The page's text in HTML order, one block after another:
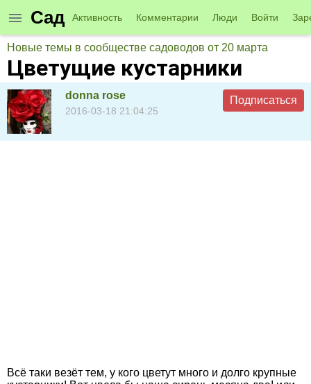
Сад Активность Комментарии Люди Войти
Новые темы в сообществе садоводов от 20 марта
Цветущие кустарники
donna rose
2016-03-18 21:04:25
Подписаться
Всё таки везёт тем, у кого цветут много и долго крупные